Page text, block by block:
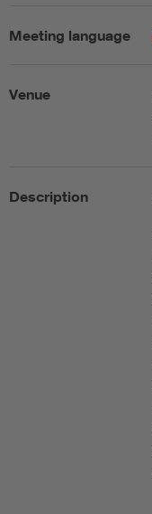
Digital Security
Meeting language
Venue
Description